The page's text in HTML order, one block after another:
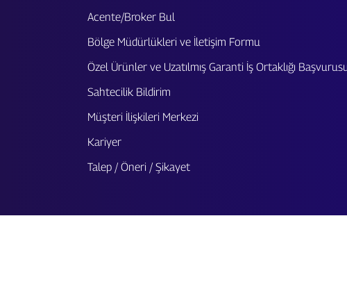
Acente/Broker Bul
Bölge Müdürlükleri ve İletişim Formu
Özel Ürünler ve Uzatılmış Garanti İş Ortaklığı
Sahtecilik Bildirim
Müşteri İlişkileri Merkezi
Kariyer
Talep / Öneri / Şikayet